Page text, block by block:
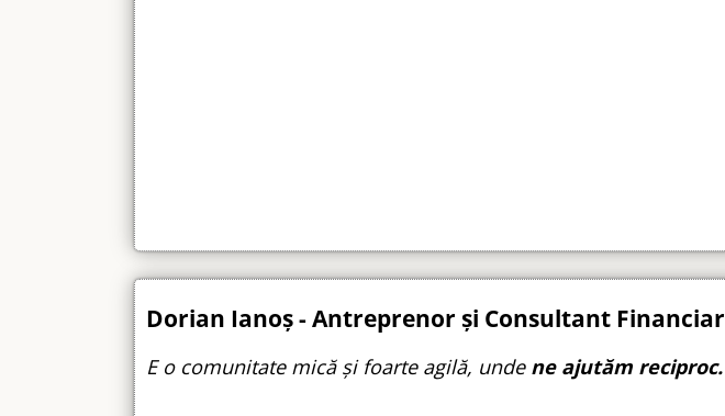
Dorian Ianoș - Antreprenor și Consultant Financiar
E o comunitate mică și foarte agilă, unde ne ajutăm reciproc.